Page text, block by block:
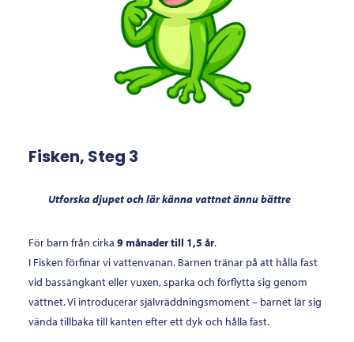
Fisken, Steg 3
Utforska djupet och lär känna vattnet ännu bättre
För barn från cirka 9 månader till 1,5 år.
I Fisken förfinar vi vattenvanan. Barnen tränar på att hålla fast
vid bassängkant eller vuxen, sparka och förflytta sig genom
vattnet. Vi introducerar självräddningsmoment – barnet lär sig
vända tillbaka till kanten efter ett dyk och hålla fast.